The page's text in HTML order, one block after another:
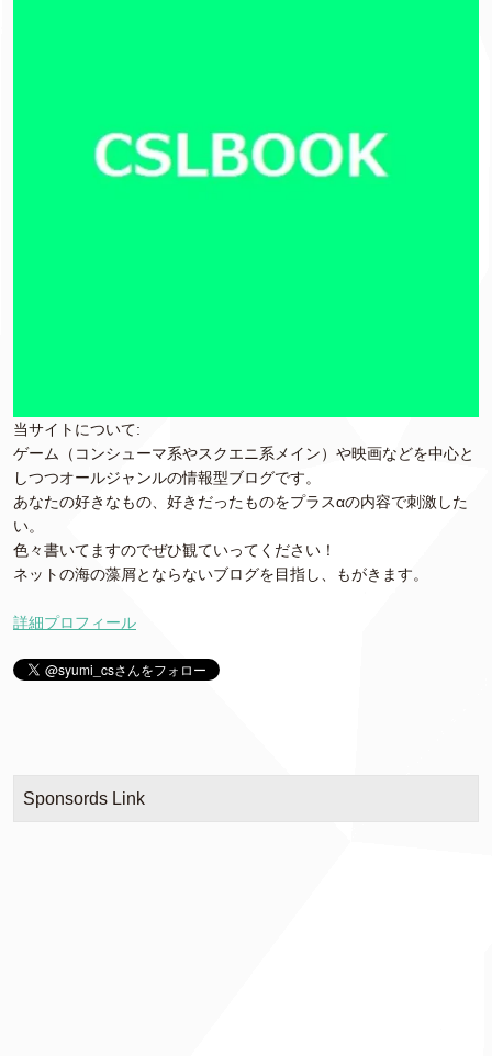
当サイトについて:
ゲーム（コンシューマ系やスクエニ系メイン）や映画などを中心と
しつつオールジャンルの情報型ブログです。
あなたの好きなもの、好きだったものをプラスαの内容で刺激した
い。
色々書いてますのでぜひ観ていってください！
ネットの海の藻屑とならないブログを目指し、もがきます。
詳細プロフィール
Sponsords Link